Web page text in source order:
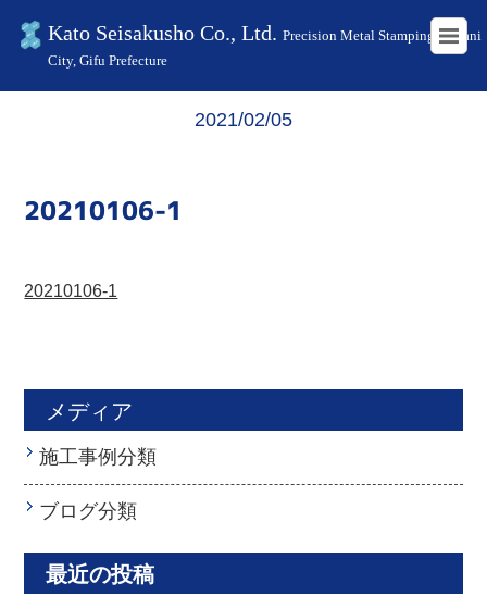
Kato Seisakusho Co., Ltd. Precision Metal Stamping in Kani
City, Gifu Prefecture
HOME
2021/02/05
20210106-1
20210106-1
メディア
施工事例分類
ブログ分類
最近の投稿